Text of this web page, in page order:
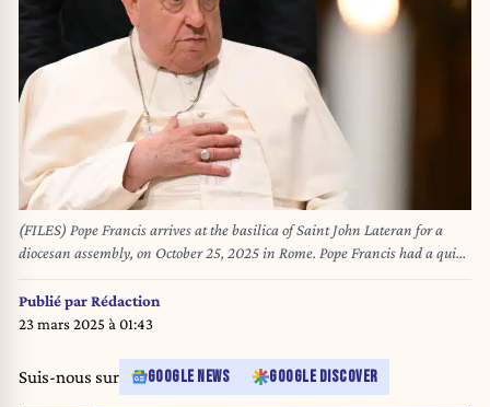
(FILES) Pope Francis arrives at the basilica of Saint John Lateran for a
diocesan assembly, on October 25, 2025 in Rome. Pope Francis had a quiet
night in hospital, the Vatican said on February 23, 2025, the morning after
revealing the 88-year-old was in a "critical" condition. "The night passed
peacefully, the pope rested," the Holy See said in a short update. (Photo by
Publié parRédaction
23 mars 2025 à 01:43
Suis-nous sur GOOGLE NEWS GOOGLE DISCOVER